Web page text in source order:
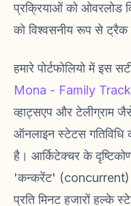
प्रक्रियाओं को ओवरलोड
को विश्वसनीय रूप से
हमारे पोर्टफोलियो में इस
Mona - Family
व्हाट्सएप और टेलीग्राम
ऑनलाइन स्टेटस गतिविधि
है। आर्किटेक्चर के
'कन्करेंट' (concurrent)
प्रति मिनट हजारों हल्के